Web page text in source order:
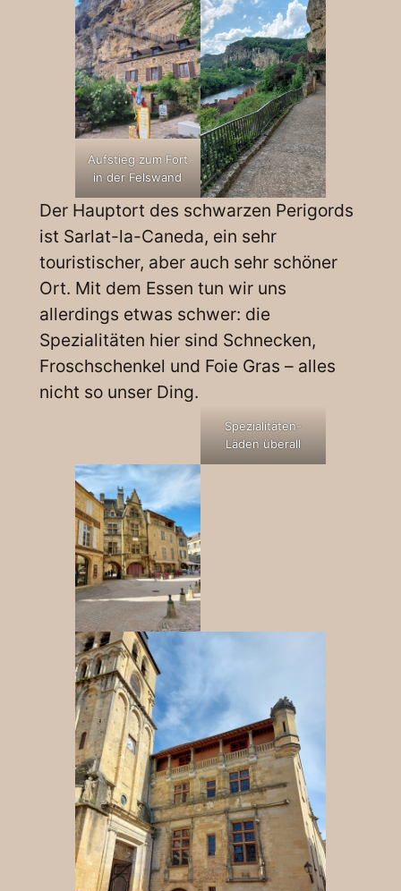
Aufstieg zum Fort
in der Felswand
Der Hauptort des schwarzen Perigords
ist Sarlat-la-Caneda, ein sehr
touristischer, aber auch sehr schöner
Ort. Mit dem Essen tun wir uns
allerdings etwas schwer: die
Spezialitäten hier sind Schnecken,
Froschschenkel und Foie Gras – alles
nicht so unser Ding.
Spezialitäten-
Läden überall